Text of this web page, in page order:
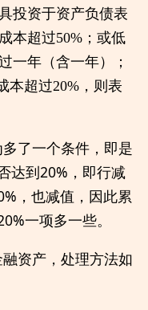
投资于资产负债表
本超过50%；或低
一年（含一年）；
本超过20%，则表
了一个条件，即是
达到20%，即行减
，也减值，因此累
一项多一些。
资产，处理方法如